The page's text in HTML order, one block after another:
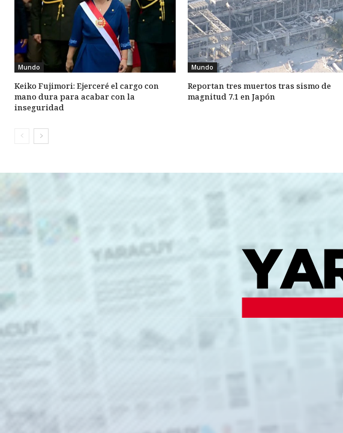
Mundo
Keiko Fujimori: Ejerceré el cargo con
mano dura para acabar con la
inseguridad
Mundo
Reportan tres muertos tras sismo de
magnitud 7.1 en Japón